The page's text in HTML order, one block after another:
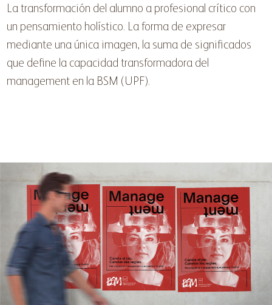
La transformación del alumno a profesional crítico con
un pensamiento holístico. La forma de expresar
mediante una única imagen, la suma de significados
que define la capacidad transformadora del
management en la BSM (UPF).